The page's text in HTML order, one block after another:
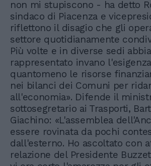
non mi stupiscono - ha detto
sindaco di Piacenza e
riflettono il disagio che gli
settore quotidianamente
Più volte e in diverse sedi
rappresentato invano
quantomeno le risorse
nei bilanci dei Comuni per
all'economia». Difende il
sottosegretario ai Trasporti,
Giachino: «L'assemblea
essere rovinata da pochi
dall'esterno. Ho ascoltato con
relazione del Presidente